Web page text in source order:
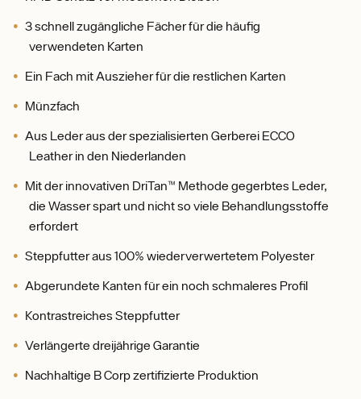
3 schnell zugängliche Fächer für die häufig
verwendeten Karten
Ein Fach mit Auszieher für die restlichen Karten
Münzfach
Aus Leder aus der spezialisierten Gerberei ECCO
Leather in den Niederlanden
Mit der innovativen DriTan™ Methode gegerbtes Leder,
die Wasser spart und nicht so viele Behandlungsstoffe
erfordert
Steppfutter aus 100% wiederverwertetem Polyester
Abgerundete Kanten für ein noch schmaleres Profil
Kontrastreiches Steppfutter
Verlängerte dreijährige Garantie
Nachhaltige B Corp zertifizierte Produktion